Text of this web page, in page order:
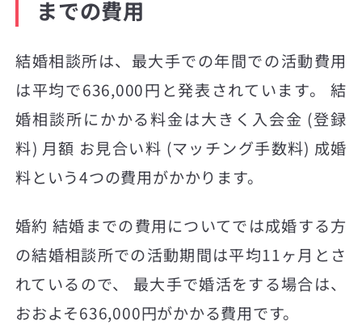
までの費用
結婚相談所は、最大手での年間での活動費用
は平均で636,000円と発表されています。 結
婚相談所にかかる料金は大きく入会金 (登録
料) 月額 お見合い料 (マッチング手数料) 成婚
料という4つの費用がかかります。
婚約 結婚までの費用についてでは成婚する方
の結婚相談所での活動期間は平均11ヶ月とさ
れているので、 最大手で婚活をする場合は、
おおよそ636,000円がかかる費用です。